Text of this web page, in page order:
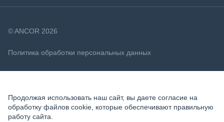
© ANCOR 2026
Политика обработки персональных данных
Продолжая использовать наш сайт, вы даете согласие на
обработку файлов cookie, которые обеспечивают правильную
работу сайта.